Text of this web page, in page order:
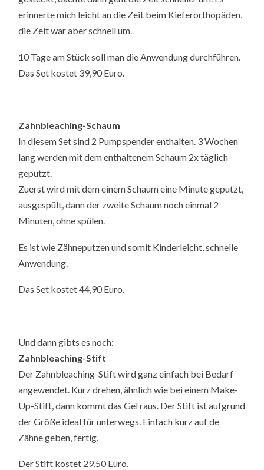
erinnerte mich leicht an die Zeit beim Kieferorthopäden,
die Zeit war aber schnell um.
10 Tage am Stück soll man die Anwendung durchführen.
Das Set kostet 39,90 Euro.
Zahnbleaching-Schaum
In diesem Set sind 2 Pumpspender enthalten. 3 Wochen
lang werden mit dem enthaltenem Schaum 2x täglich
geputzt.
Zuerst wird mit dem einem Schaum eine Minute geputzt,
ausgespült, dann der zweite Schaum noch einmal 2
Minuten, ohne spülen.
Es ist wie Zähneputzen und somit Kinderleicht, schnelle
Anwendung.
Das Set kostet 44,90 Euro.
Und dann gibts es noch:
Zahnbleaching-Stift
Der Zahnbleaching-Stift wird ganz einfach bei Bedarf
angewendet. Kurz drehen, ähnlich wie bei einem Make-
Up-Stift, dann kommt das Gel raus. Der Stift ist aufgrund
der Größe ideal für unterwegs. Einfach kurz auf de
Zähne geben, fertig.
Der Stift kostet 29,50 Euro.